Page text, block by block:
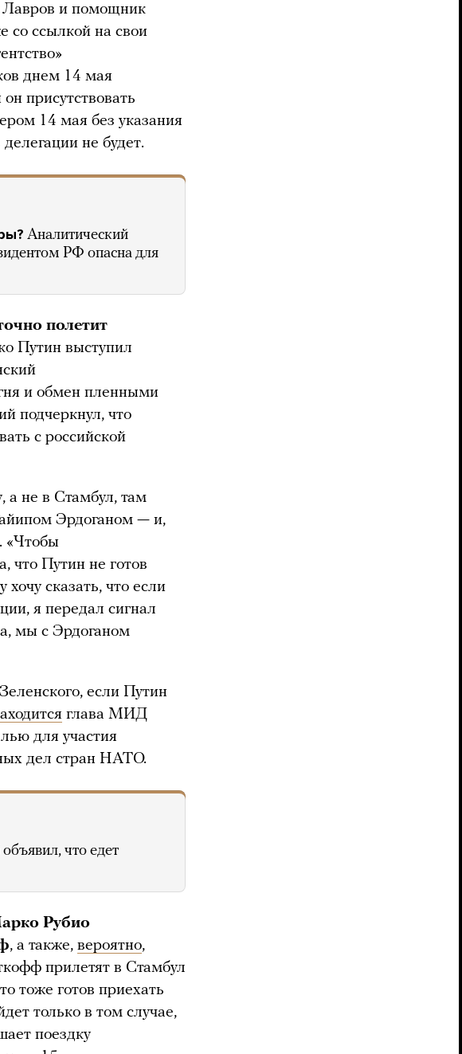
Лавров и помощник
со ссылкой на свои
днем 14 мая
присутствовать
14 мая без указания
не будет.
Аналитический
РФ опасна для
полетит
Путин выступил
и обмен пленными
подчеркнул, что
с российской
а не в Стамбул, там
Эрдоганом — и,
«Чтобы
что Путин не готов
хочу сказать, что если
я передал сигнал
мы с Эрдоганом
если Путин
глава МИД
для участия
дел стран НАТО.
что едет
Рубио
, а также, вероятно,
прилетят в Стамбул
тоже готов приехать
только в том случае,
поездку